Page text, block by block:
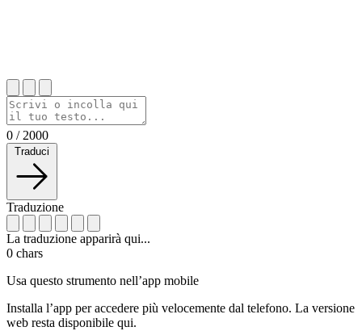
0 / 2000
Traduci
Traduzione
La traduzione apparirà qui...
0 chars
Usa questo strumento nell’app mobile
Installa l’app per accedere più velocemente dal telefono. La versione
web resta disponibile qui.